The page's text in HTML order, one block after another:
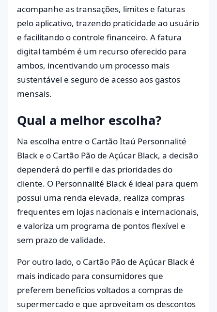
acompanhe as transações, limites e faturas
pelo aplicativo, trazendo praticidade ao usuário
e facilitando o controle financeiro. A fatura
digital também é um recurso oferecido para
ambos, incentivando um processo mais
sustentável e seguro de acesso aos gastos
mensais.
Qual a melhor escolha?
Na escolha entre o Cartão Itaú Personnalité
Black e o Cartão Pão de Açúcar Black, a decisão
dependerá do perfil e das prioridades do
cliente. O Personnalité Black é ideal para quem
possui uma renda elevada, realiza compras
frequentes em lojas nacionais e internacionais,
e valoriza um programa de pontos flexível e
sem prazo de validade.
Por outro lado, o Cartão Pão de Açúcar Black é
mais indicado para consumidores que
preferem benefícios voltados a compras de
supermercado e que aproveitam os descontos